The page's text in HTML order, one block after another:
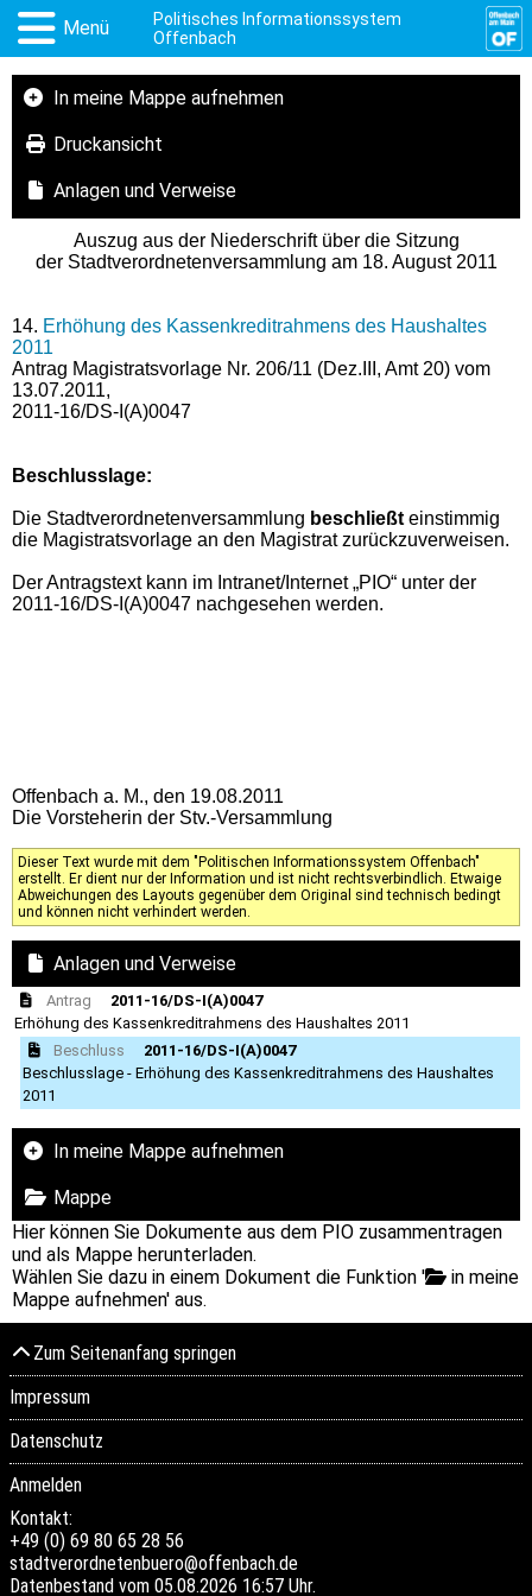
Menü
Politisches Informationssystem
Offenbach
In meine Mappe aufnehmen
Druckansicht
Anlagen und Verweise
Auszug aus der Niederschrift über die Sitzung
der Stadtverordnetenversammlung am 18. August 2011
14. Erhöhung des Kassenkreditrahmens des Haushaltes
2011
Antrag Magistratsvorlage Nr. 206/11 (Dez.III, Amt 20) vom
13.07.2011,
2011-16/DS-I(A)0047
Beschlusslage:
Die Stadtverordnetenversammlung beschließt einstimmig
die Magistratsvorlage an den Magistrat zurückzuverweisen.
Der Antragstext kann im Intranet/Internet „PIO“ unter der
2011-16/DS-I(A)0047 nachgesehen werden.
Offenbach a. M., den 19.08.2011
Die Vorsteherin der Stv.-Versammlung
Dieser Text wurde mit dem "Politischen Informationssystem Offenbach"
erstellt. Er dient nur der Information und ist nicht rechtsverbindlich. Etwaige
Abweichungen des Layouts gegenüber dem Original sind technisch bedingt
und können nicht verhindert werden.
Anlagen und Verweise
Antrag
2011-16/DS-I(A)0047
Erhöhung des Kassenkreditrahmens des Haushaltes 2011
Beschluss
2011-16/DS-I(A)0047
Beschlusslage - Erhöhung des Kassenkreditrahmens des Haushaltes
2011
In meine Mappe aufnehmen
Mappe
Hier können Sie Dokumente aus dem PIO zusammentragen
und als Mappe herunterladen.
Wählen Sie dazu in einem Dokument die Funktion '
in meine
Mappe aufnehmen' aus.
Zum Seitenanfang springen
Impressum
Datenschutz
Anmelden
Kontakt:
+49 (0) 69 80 65 28 56
stadtverordnetenbuero@offenbach.de
Datenbestand vom 05.08.2026 16:57 Uhr.